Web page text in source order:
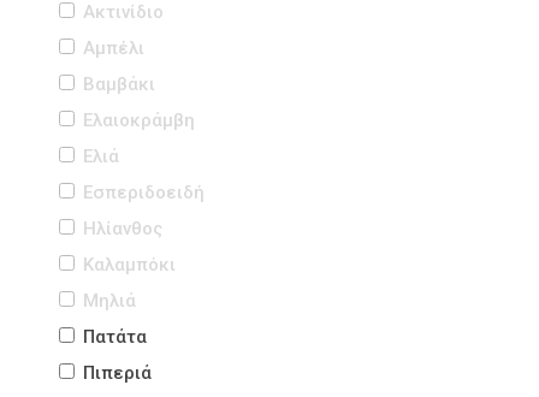
Ακτινίδιο
Αμπέλι
Βαμβάκι
Ελαιοκράμβη
Ελιά
Εσπεριδοειδή
Ηλίανθος
Καλαμπόκι
Μηλιά
Πατάτα
Πιπεριά